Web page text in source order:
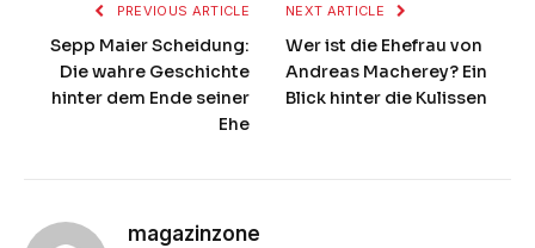
PREVIOUS ARTICLE
Sepp Maier Scheidung:
Die wahre Geschichte
hinter dem Ende seiner
Ehe
NEXT ARTICLE
Wer ist die Ehefrau von
Andreas Macherey? Ein
Blick hinter die Kulissen
magazinzone